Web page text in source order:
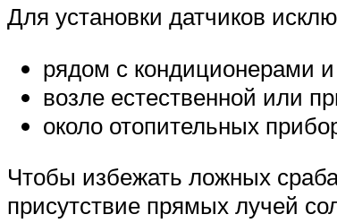
Для установки датчиков
рядом с кондиционерами
возле естественной или
около отопительных
Чтобы избежать ложных
присутствие прямых лучей